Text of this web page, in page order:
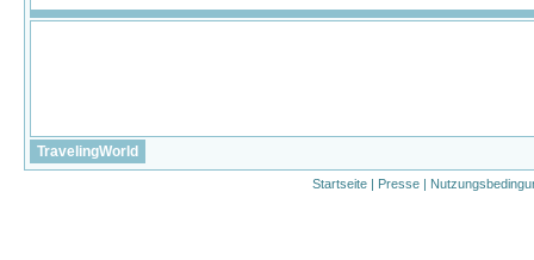
TravelingWorld
Startseite | Presse |